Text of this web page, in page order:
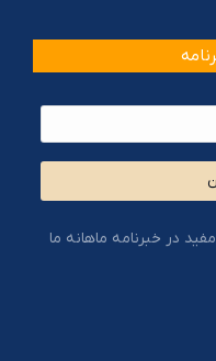
در خبرنامه ماهانه ما